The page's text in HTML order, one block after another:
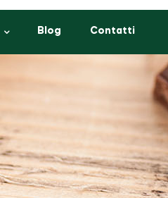
Blog Contatti